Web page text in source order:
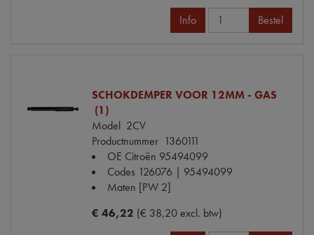
Info Bestel
SCHOKDEMPER VOOR 12MM - GAS
(1)
Model 2CV
Productnummer 1360111
OE Citroën 95494099
Codes 126076 | 95494099
Maten [PW 2]
€ 46,22 (€ 38,20 excl. btw)